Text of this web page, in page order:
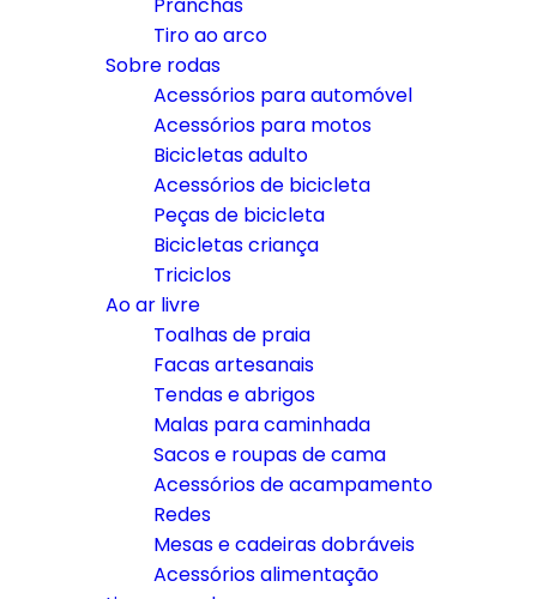
Tiro ao arco
Sobre rodas
Acessórios para automóvel
Acessórios para motos
Bicicletas adulto
Acessórios de bicicleta
Peças de bicicleta
Bicicletas criança
Triciclos
Ao ar livre
Toalhas de praia
Facas artesanais
Tendas e abrigos
Malas para caminhada
Sacos e roupas de cama
Acessórios de acampamento
Redes
Mesas e cadeiras dobráveis
Acessórios alimentação